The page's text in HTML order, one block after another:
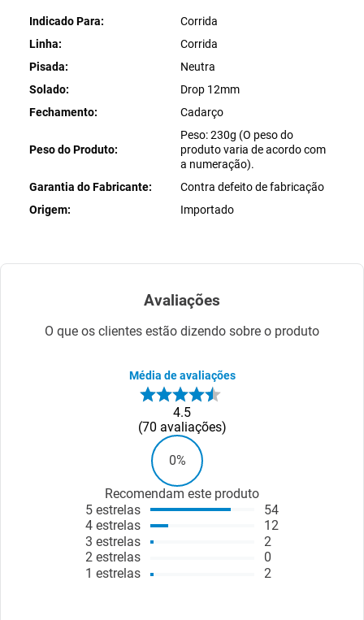
Indicado Para
Corrida
Linha
Corrida
Pisada
Neutra
Solado
Drop 12mm
Fechamento
Cadarço
Peso do Produto
Peso: 230g (O peso do
produto varia de acordo com
a numeração).
Garantia do Fabricante
Contra defeito de fabricação
Origem
Importado
Avaliações
O que os clientes estão dizendo sobre o produto
Média de avaliações
4.5
70 avaliações
0%
Recomendam este produto
5 estrelas
4 estrelas
3 estrelas
2 estrelas
1 estrelas
54
12
2
0
2